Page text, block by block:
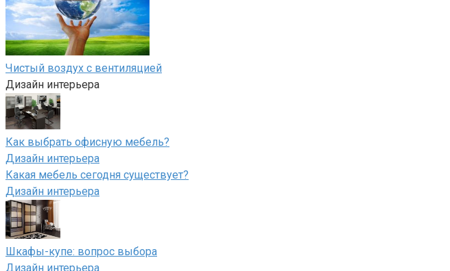
Чистый воздух с вентиляцией
Дизайн интерьера
Как выбрать офисную мебель?
Дизайн интерьера
Какая мебель сегодня существует?
Дизайн интерьера
Шкафы-купе: вопрос выбора
Дизайн интерьера